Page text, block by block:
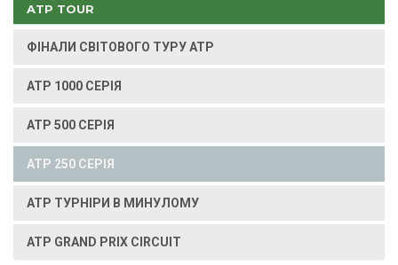
ATP TOUR
ФІНАЛИ СВІТОВОГО ТУРУ ATP
ATP 1000 СЕРІЯ
ATP 500 СЕРІЯ
ATP 250 СЕРІЯ
ATP ТУРНІРИ В МИНУЛОМУ
ATP GRAND PRIX CIRCUIT